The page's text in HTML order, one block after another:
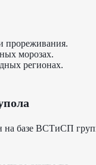
прореживания.
морозах.
регионах.
базе ВСТиСП